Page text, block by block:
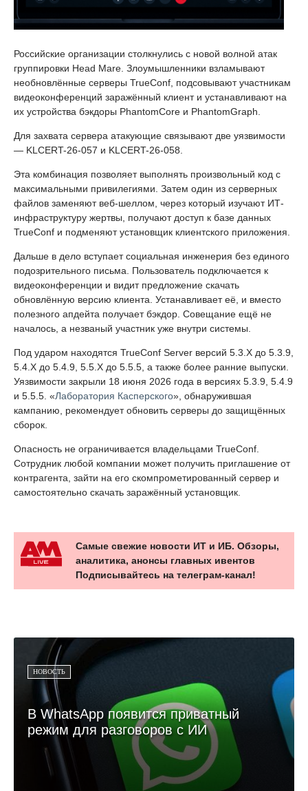
Российские организации столкнулись с новой волной атак
группировки Head Mare. Злоумышленники взламывают
необновлённые серверы TrueConf, подсовывают участникам
видеоконференций заражённый клиент и устанавливают на
их устройства бэкдоры PhantomCore и PhantomGraph.
Для захвата сервера атакующие связывают две уязвимости
— KLCERT-26-057 и KLCERT-26-058.
Эта комбинация позволяет выполнять произвольный код с
максимальными привилегиями. Затем один из серверных
файлов заменяют веб-шеллом, через который изучают ИТ-
инфраструктуру жертвы, получают доступ к базе данных
TrueConf и подменяют установщик клиентского приложения.
Дальше в дело вступает социальная инженерия без единого
подозрительного письма. Пользователь подключается к
видеоконференции и видит предложение скачать
обновлённую версию клиента. Устанавливает её, и вместо
полезного апдейта получает бэкдор. Совещание ещё не
началось, а незваный участник уже внутри системы.
Под ударом находятся TrueConf Server версий 5.3.X до 5.3.9,
5.4.X до 5.4.9, 5.5.X до 5.5.5, а также более ранние выпуски.
Уязвимости закрыли 18 июня 2026 года в версиях 5.3.9, 5.4.9
и 5.5.5. «Лаборатория Касперского», обнаружившая
кампанию, рекомендует обновить серверы до защищённых
сборок.
Опасность не ограничивается владельцами TrueConf.
Сотрудник любой компании может получить приглашение от
контрагента, зайти на его скомпрометированный сервер и
самостоятельно скачать заражённый установщик.
Самые свежие новости ИТ и ИБ. Обзоры,
аналитика, анонсы главных ивентов
Подписывайтесь на телеграм-канал!
НОВОСТЬ
В WhatsApp появится приватный
режим для разговоров с ИИ